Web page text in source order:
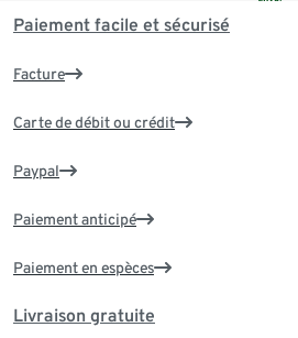
Paiement facile et sécurisé
Facture
Carte de débit ou crédit
Paypal
Paiement anticipé
Paiement en espèces
Livraison gratuite